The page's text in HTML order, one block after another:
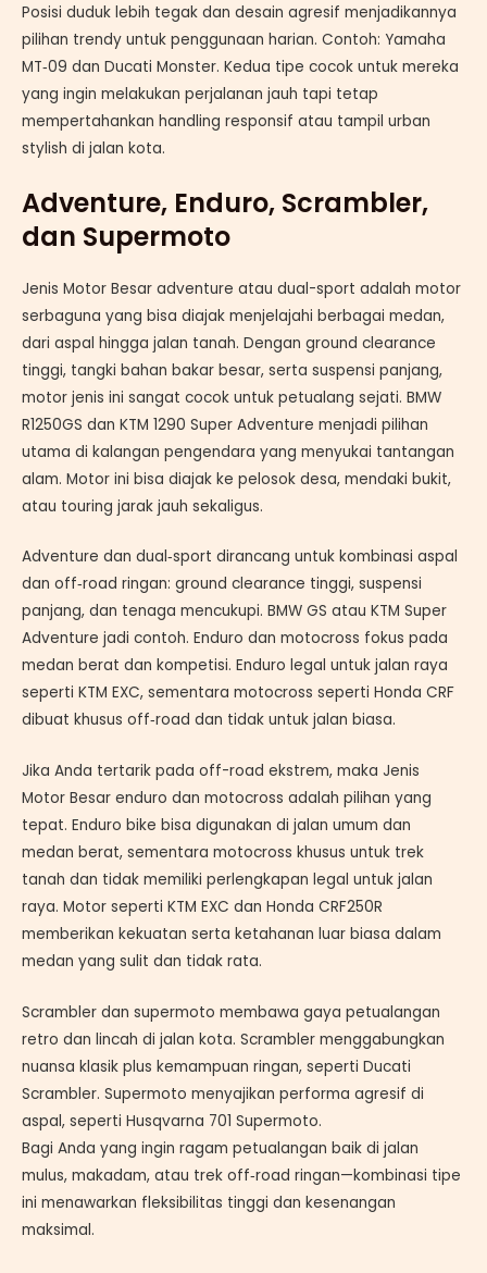
Posisi duduk lebih tegak dan desain agresif menjadikannya
pilihan trendy untuk penggunaan harian. Contoh: Yamaha
MT‑09 dan Ducati Monster. Kedua tipe cocok untuk mereka
yang ingin melakukan perjalanan jauh tapi tetap
mempertahankan handling responsif atau tampil urban
stylish di jalan kota.
Adventure, Enduro, Scrambler,
dan Supermoto
Jenis Motor Besar adventure atau dual-sport adalah motor
serbaguna yang bisa diajak menjelajahi berbagai medan,
dari aspal hingga jalan tanah. Dengan ground clearance
tinggi, tangki bahan bakar besar, serta suspensi panjang,
motor jenis ini sangat cocok untuk petualang sejati. BMW
R1250GS dan KTM 1290 Super Adventure menjadi pilihan
utama di kalangan pengendara yang menyukai tantangan
alam. Motor ini bisa diajak ke pelosok desa, mendaki bukit,
atau touring jarak jauh sekaligus.
Adventure dan dual‑sport dirancang untuk kombinasi aspal
dan off‑road ringan: ground clearance tinggi, suspensi
panjang, dan tenaga mencukupi. BMW GS atau KTM Super
Adventure jadi contoh. Enduro dan motocross fokus pada
medan berat dan kompetisi. Enduro legal untuk jalan raya
seperti KTM EXC, sementara motocross seperti Honda CRF
dibuat khusus off‑road dan tidak untuk jalan biasa.
Jika Anda tertarik pada off-road ekstrem, maka Jenis
Motor Besar enduro dan motocross adalah pilihan yang
tepat. Enduro bike bisa digunakan di jalan umum dan
medan berat, sementara motocross khusus untuk trek
tanah dan tidak memiliki perlengkapan legal untuk jalan
raya. Motor seperti KTM EXC dan Honda CRF250R
memberikan kekuatan serta ketahanan luar biasa dalam
medan yang sulit dan tidak rata.
Scrambler dan supermoto membawa gaya petualangan
retro dan lincah di jalan kota. Scrambler menggabungkan
nuansa klasik plus kemampuan ringan, seperti Ducati
Scrambler. Supermoto menyajikan performa agresif di
aspal, seperti Husqvarna 701 Supermoto.
Bagi Anda yang ingin ragam petualangan baik di jalan
mulus, makadam, atau trek off‑road ringan—kombinasi tipe
ini menawarkan fleksibilitas tinggi dan kesenangan
maksimal.